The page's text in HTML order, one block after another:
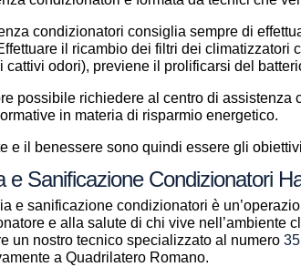
condizionatori consiglia sempre di
il ricambio dei filtri dei
cattivi odori), previene il prolificarsi del
possibile richiedere al centro di
in materia di risparmio energetico.
e il benessere sono quindi essere gli
e Sanificazione Condizionatori
e sanificazione condizionatori è
e alla salute di chi vive nell’ambiente
un nostro tecnico specializzato al numero
a Quadrilatero Romano.